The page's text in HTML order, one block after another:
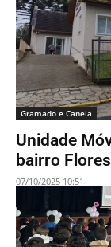
Gramado e Canela
Unidade
bairro
07/10/2025 10:51